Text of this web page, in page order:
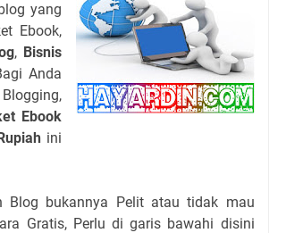
yang
Ebook,
, Bisnis
Anda
Ebook
ini
Blog bukannya Pelit atau tidak mau
Gratis, Perlu di garis bawahi disini